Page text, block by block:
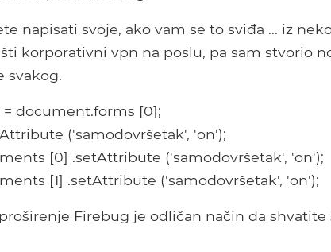
napisati svoje, ako vam se to sviđa ... iz
korporativni vpn na poslu, pa sam stvorio
svakog.
document.forms [0];
('samodovršetak', 'on');
[0] .setAttribute ('samodovršetak', 'on');
[1] .setAttribute ('samodovršetak', 'on');
Firebug je odličan način da